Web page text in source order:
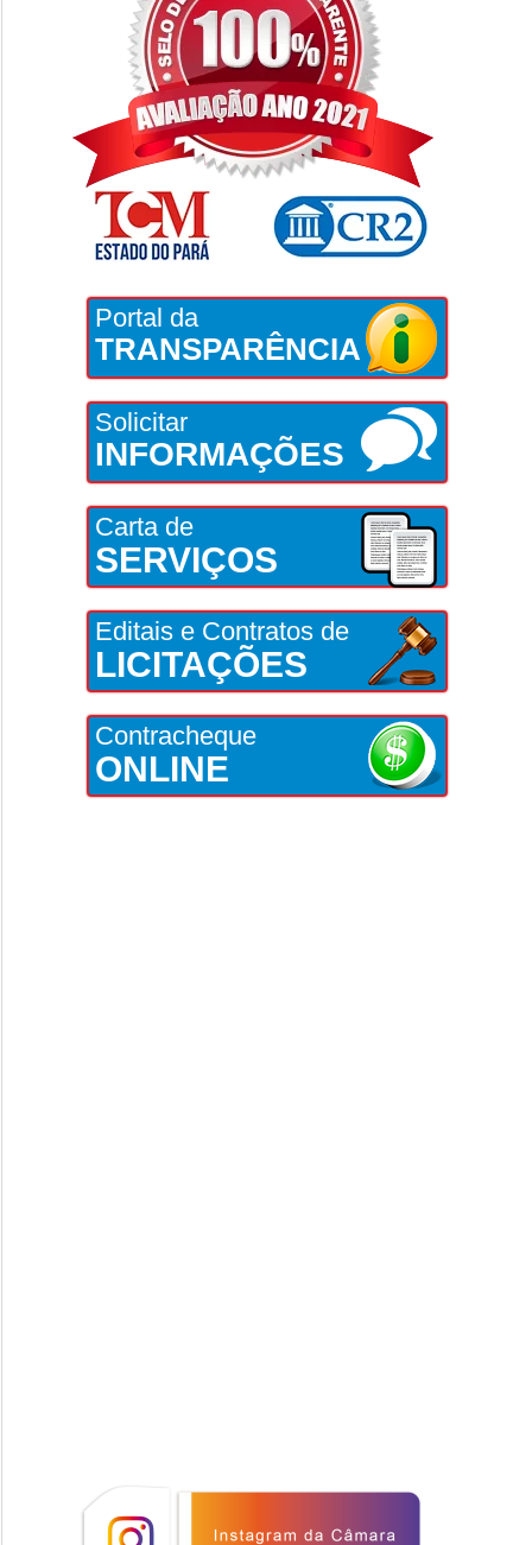
Portal da
TRANSPARÊNCIA
Solicitar
INFORMAÇÕES
Carta de
SERVIÇOS
Editais e Contratos de
LICITAÇÕES
Contracheque
ONLINE